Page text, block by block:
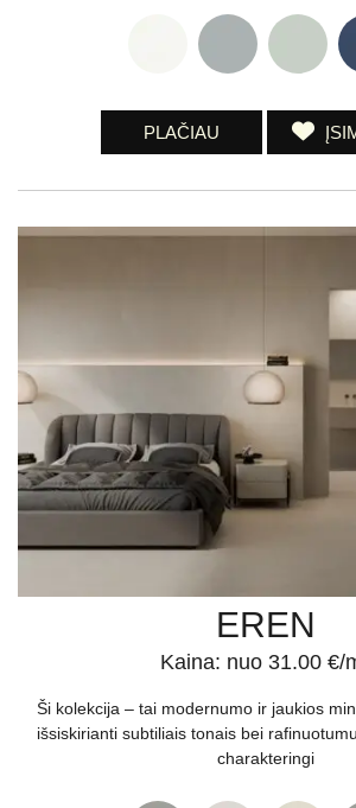
PLAČIAU
EREN
Kaina: nuo 31.00 €/
Ši kolekcija – tai modernumo ir jaukios
išsiskirianti subtiliais tonais bei
charakteringi